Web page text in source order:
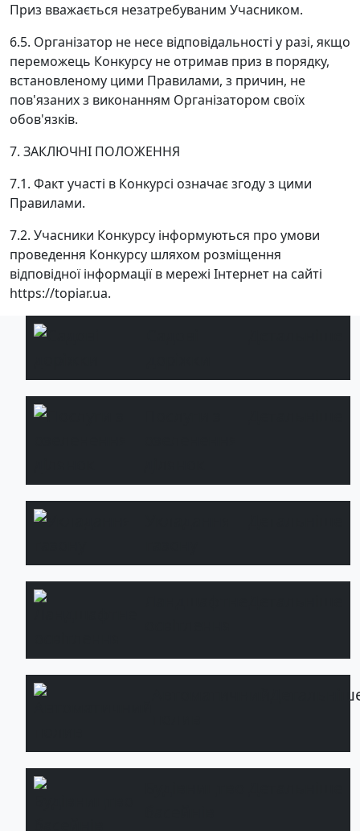
Приз вважається незатребуваним Учасником.
6.5. Організатор не несе відповідальності у разі, якщо
переможець Конкурсу не отримав приз в порядку,
встановленому цими Правилами, з причин, не
пов'язаних з виконанням Організатором своїх
обов'язків.
7. ЗАКЛЮЧНІ ПОЛОЖЕННЯ
7.1. Факт участі в Конкурсі означає згоду з цими
Правилами.
7.2. Учасники Конкурсу інформуються про умови
проведення Конкурсу шляхом розміщення
відповідної інформації в мережі Інтернет на сайті
https://topiar.ua.